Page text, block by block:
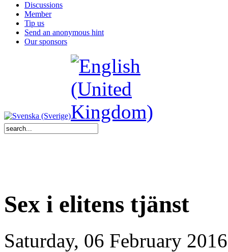
Discussions
Member
Tip us
Send an anonymous hint
Our sponsors
Sex i elitens tjänst
Saturday, 06 February